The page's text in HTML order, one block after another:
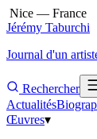
Nice — France
Jérémy Taburchi
Journal d'un
Rechercher
Actualités
Œuvres▾